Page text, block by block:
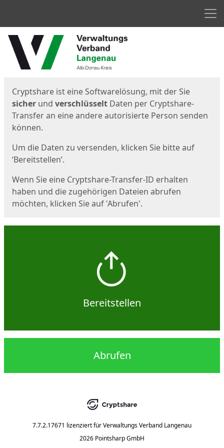
Start
Cryptshare ist eine Softwarelösung, mit der Sie
sicher und verschlüsselt Daten per Cryptshare-
Transfer an eine andere autorisierte Person senden
können.
Um die Daten zu versenden, klicken Sie bitte auf
‘Bereitstellen’.
Wenn Sie eine Cryptshare-Transfer-ID erhalten
haben und die zugehörigen Dateien abrufen
möchten, klicken Sie auf 'Abrufen'.
Bereitstellen
Abrufen
7.7.2.17671 lizenziert fürVerwaltungs Verband Langenau
2026 Pointsharp GmbH